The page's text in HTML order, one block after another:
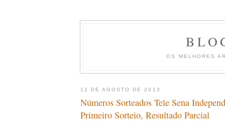
OS MELHORES
12 DE AGOSTO DE 2013
Números Sorteados Tele Sena
Primeiro Sorteio, Resultado Parcial